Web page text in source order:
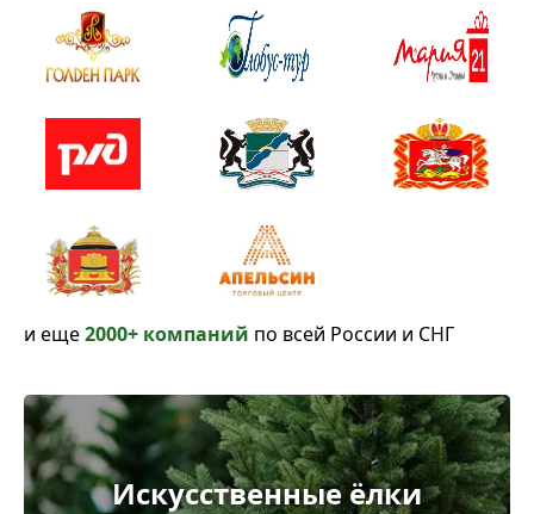
и еще2000+ компаний по всей России и СНГ
Искусственные ёлки